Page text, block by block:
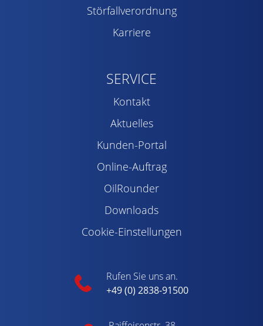
Störfallverordnung
Karriere
SERVICE
Kontakt
Aktuelles
Kunden-Portal
Online-Auftrag
OilRounder
Downloads
Cookie-Einstellungen
Rufen Sie uns an.
+49 (0) 2838-91500